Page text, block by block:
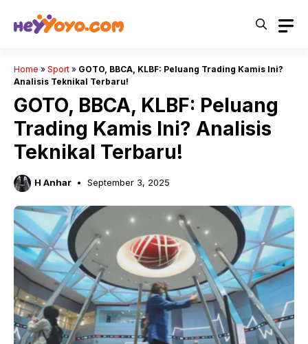
Home » Sport » GOTO, BBCA, KLBF: Peluang Trading Kamis Ini?
Analisis Teknikal Terbaru!
GOTO, BBCA, KLBF: Peluang
Trading Kamis Ini? Analisis
Teknikal Terbaru!
H Anhar September 3, 2025